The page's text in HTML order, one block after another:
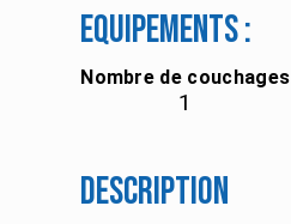
Equipements :
Nombre de couchages
1
Description